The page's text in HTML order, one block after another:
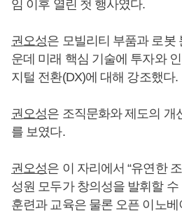
임 이후 열린 첫 행사였다.
권오성은 모빌리티 부품과 로봇
운데 미래 핵심 기술에 투자와
지털 전환(DX)에 대해 강조했다.
권오성은 조직문화와 제도의 개
를 보였다.
권오성은 이 자리에서 “유연한
성원 모두가 창의성을 발휘할 수
훈련과 교육은 물론 오픈 이노